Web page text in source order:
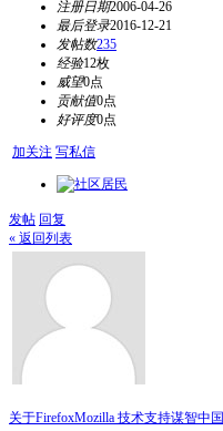
注册日期2006-04-26
最后登录2016-12-21
发帖数235
经验12枚
威望0点
贡献值0点
好评度0点
加关注 写私信
发帖 回复
« 返回列表
关于FirefoxMozilla 技术支持谋智中国